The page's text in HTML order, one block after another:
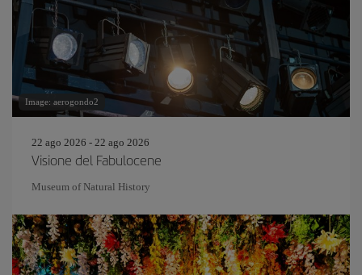
Image: aerogondo2
22 ago 2026 - 22 ago 2026
Visione del Fabulocene
Museum of Natural History